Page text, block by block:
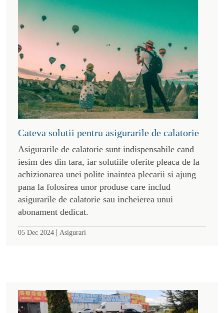
Cateva solutii pentru asigurarile de calatorie
Asigurarile de calatorie sunt indispensabile cand
iesim des din tara, iar solutiile oferite pleaca de la
achizionarea unei polite inaintea plecarii si ajung
pana la folosirea unor produse care includ
asigurarile de calatorie sau incheierea unui
abonament dedicat.
05 Dec 2024 | Asigurari